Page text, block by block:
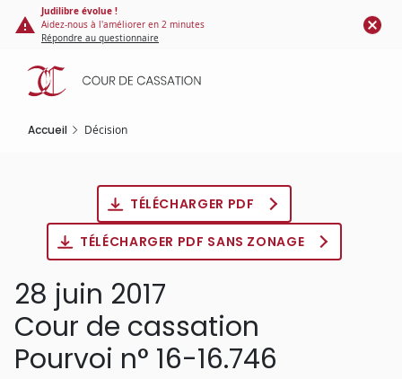
Panneau de gestion des cookies
contenu
principal
Judilibre évolue !
Aidez-nous à l'améliorer en 2 minutes
Répondre au questionnaire
Accueil Décision
TÉLÉCHARGER PDF
TÉLÉCHARGER PDF SANS ZONAGE
28 juin 2017
Cour de cassation
Pourvoi n° 16-16.746